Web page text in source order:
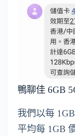
鴨聊佳 6GB
我們以每
平均每 1GB